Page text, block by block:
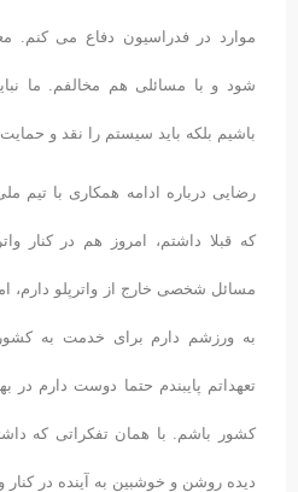
موارد در فدراسیون دفاع می کنم.
شود و با مسائلی هم مخالفم. ما
باشیم بلکه باید سیستم را نقد و حمایت
رضایی درباره ادامه همکاری با تیم
که قبلا داشتم، امروز هم در کنار
مسائل شخصی خارج از واترپلو
به ورزشم دارم برای خدمت به
تعهداتم پایبندم حتما دوست دارم در
کشور باشم. با همان تفکراتی که
دیده روشن و خوشبین به آینده در کنار